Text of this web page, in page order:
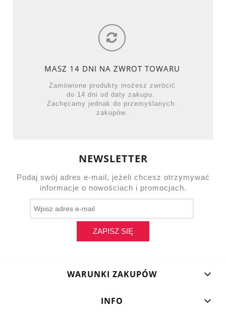
MASZ 14 DNI NA ZWROT TOWARU
Zamówione produkty możesz zwrócić
do 14 dni od daty zakupu.
Zachęcamy jednak do przemyślanych
zakupów.
NEWSLETTER
Podaj swój adres e-mail, jeżeli chcesz otrzymywać
informacje o nowościach i promocjach.
ZAPISZ SIĘ
WARUNKI ZAKUPÓW
INFO